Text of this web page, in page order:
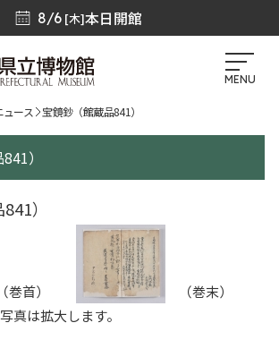
8/6 [木]本日開館
MENU
ース 宝鏡鈔（館蔵品841）
）
）
巻首）
（巻末）
真は拡大します。